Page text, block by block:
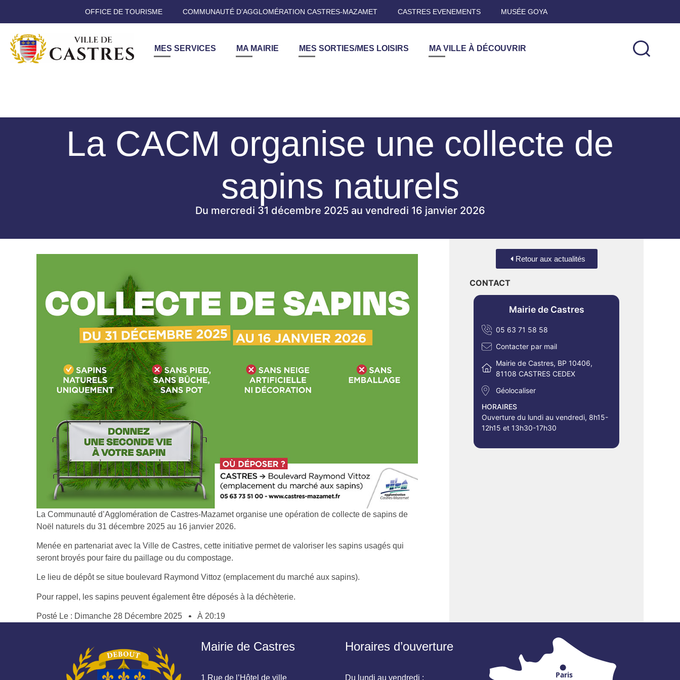
OFFICE DE TOURISME COMMUNAUTÉ D’AGGLOMÉRATION CASTRES-MAZAMET CASTRES EVENEMENTS MUSÉE GOYA
MES SERVICES MA MAIRIE MES SORTIES/MES LOISIRS MA VILLE À DÉCOUVRIR
La CACM organise une collecte de
sapins naturels
Du mercredi 31 décembre 2025 au vendredi 16 janvier 2026
La Communauté d’Agglomération de Castres-Mazamet organise une opération de collecte de sapins de
Noël naturels du 31 décembre 2025 au 16 janvier 2026.
Menée en partenariat avec la Ville de Castres, cette initiative permet de valoriser les sapins usagés qui
seront broyés pour faire du paillage ou du compostage.
Le lieu de dépôt se situe boulevard Raymond Vittoz (emplacement du marché aux sapins).
Pour rappel, les sapins peuvent également être déposés à la déchèterie.
Posté Le : Dimanche 28 Décembre 2025 À 20:19
Retour aux actualités
CONTACT
Mairie de Castres
05 63 71 58 58
Contacter par mail
Mairie de Castres, BP 10406,
81108 CASTRES CEDEX
Géolocaliser
HORAIRES
Ouverture du lundi au vendredi, 8h15-
12h15 et 13h30-17h30
Mairie de Castres
1 Rue de l’Hôtel de ville
Horaires d’ouverture
Du lundi au vendredi : Paris